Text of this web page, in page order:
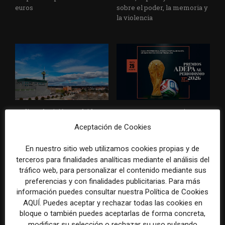
euros
sobre el poder, la memoria y
la violencia
Radio Televisión Madrid
control para el uso de la
ADEPA crea un premio
cobertura periodística del
DEJA UNA RESPUESTA
Aceptación de Cookies
En nuestro sitio web utilizamos cookies propias y de
terceros para finalidades analíticas mediante el análisis del
tráfico web, para personalizar el contenido mediante sus
preferencias y con finalidades publicitarias. Para más
información puedes consultar nuestra Política de Cookies
AQUÍ. Puedes aceptar y rechazar todas las cookies en
bloque o también puedes aceptarlas de forma concreta,